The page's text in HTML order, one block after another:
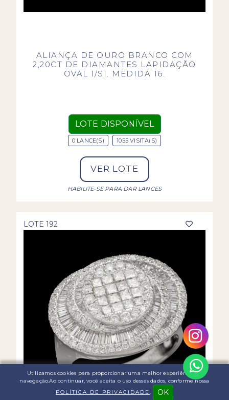
ALIANÇA DE OURO BRANCO COM
2,20CT DE DIAMANTES LAPIDAÇÃO
OVAL I/SI. MEDIDA 16.
LOTE DISPONÍVEL
0 LANCE(S) 1055 VISITA(S)
VER LOTE
HABILITE-SE PARA DAR LANCES
LOTE 192
Utilizamos cookies para proporcionar uma melhor experiência de
navegação.Ao continuar, você aceita o uso desses dados, conforme nossa
POLÍTICA DE PRIVACIDADE. OK